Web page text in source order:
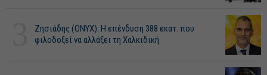
Ζησιάδης (ONYX): Η επένδυση 388 εκατ. που
φιλοδοξεί να αλλάξει τη Χαλκιδική